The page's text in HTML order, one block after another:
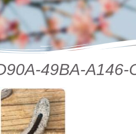
49BA-A146-